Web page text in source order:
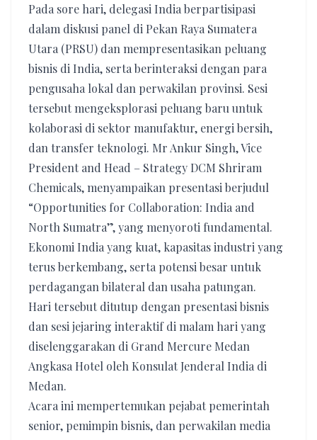
Pada sore hari, delegasi India berpartisipasi
dalam diskusi panel di Pekan Raya Sumatera
Utara (PRSU) dan mempresentasikan peluang
bisnis di India, serta berinteraksi dengan para
pengusaha lokal dan perwakilan provinsi. Sesi
tersebut mengeksplorasi peluang baru untuk
kolaborasi di sektor manufaktur, energi bersih,
dan transfer teknologi. Mr Ankur Singh, Vice
President and Head – Strategy DCM Shriram
Chemicals, menyampaikan presentasi berjudul
“Opportunities for Collaboration: India and
North Sumatra”, yang menyoroti fundamental.
Ekonomi India yang kuat, kapasitas industri yang
terus berkembang, serta potensi besar untuk
perdagangan bilateral dan usaha patungan.
Hari tersebut ditutup dengan presentasi bisnis
dan sesi jejaring interaktif di malam hari yang
diselenggarakan di Grand Mercure Medan
Angkasa Hotel oleh Konsulat Jenderal India di
Medan.
Acara ini mempertemukan pejabat pemerintah
senior, pemimpin bisnis, dan perwakilan media